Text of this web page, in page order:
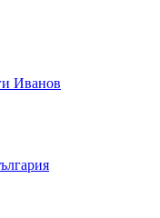
Иванов